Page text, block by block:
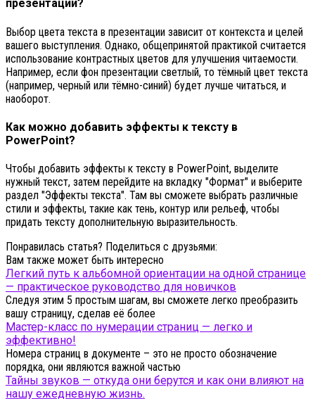
презентации?
Выбор цвета текста в презентации зависит от контекста и целей
вашего выступления. Однако, общепринятой практикой считается
использование контрастных цветов для улучшения читаемости.
Например, если фон презентации светлый, то тёмный цвет текста
(например, черный или тёмно-синий) будет лучше читаться, и
наоборот.
Как можно добавить эффекты к тексту в
PowerPoint?
Чтобы добавить эффекты к тексту в PowerPoint, выделите
нужный текст, затем перейдите на вкладку "Формат" и выберите
раздел "Эффекты текста". Там вы сможете выбрать различные
стили и эффекты, такие как тень, контур или рельеф, чтобы
придать тексту дополнительную выразительность.
Понравилась статья? Поделиться с друзьями:
Вам также может быть интересно
Легкий путь к альбомной ориентации на одной странице
— практическое руководство для новичков
Следуя этим 5 простым шагам, вы сможете легко преобразить
вашу страницу, сделав её более
Мастер-класс по нумерации страниц — легко и
эффективно!
Номера страниц в документе – это не просто обозначение
порядка, они являются важной частью
Тайны звуков — откуда они берутся и как они влияют на
нашу ежедневную жизнь.